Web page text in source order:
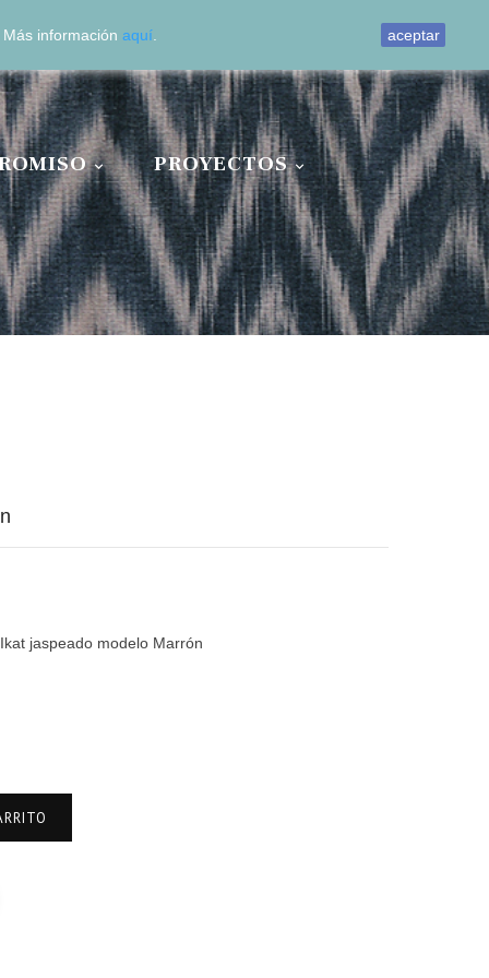
información aquí. aceptar
 
PROYECTOS
jaspeado modelo Marrón